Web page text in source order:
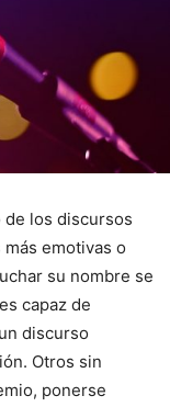
de los discursos
emotivas o
su nombre se
capaz de
discurso
Otros sin
ponerse